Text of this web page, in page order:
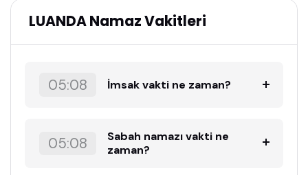
LUANDA Namaz Vakitleri
05:08 İmsak vakti ne zaman?
05:08
Sabah namazı vakti ne
zaman?